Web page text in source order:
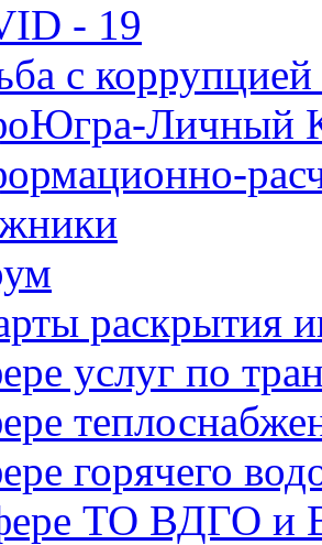
- 19
с
Личный
раскрытия
услуг по
горячего
ТО ВДГО и